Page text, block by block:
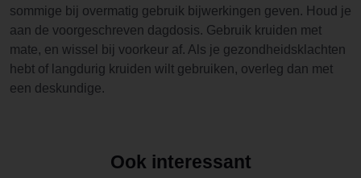
sommige bij overmatig gebruik bijwerkingen geven. Houd je
aan de voorgeschreven dagdosis. Gebruik kruiden met
mate, en wissel bij voorkeur af. Als je gezondheidsklachten
hebt of langdurig kruiden wilt gebruiken, overleg dan met
een deskundige.
Ook interessant